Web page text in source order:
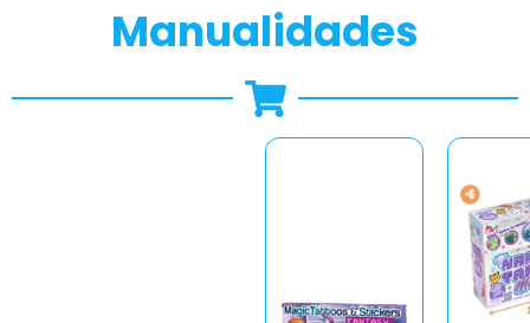
manualidades